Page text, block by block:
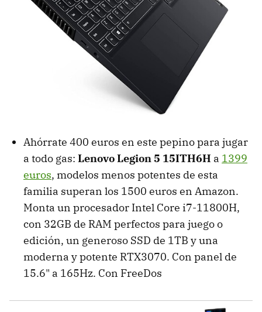
Ahórrate 400 euros en este pepino para jugar
a todo gas: Lenovo Legion 5 15ITH6H a 1399
euros, modelos menos potentes de esta
familia superan los 1500 euros en Amazon.
Monta un procesador Intel Core i7-11800H,
con 32GB de RAM perfectos para juego o
edición, un generoso SSD de 1TB y una
moderna y potente RTX3070. Con panel de
15.6" a 165Hz. Con FreeDos